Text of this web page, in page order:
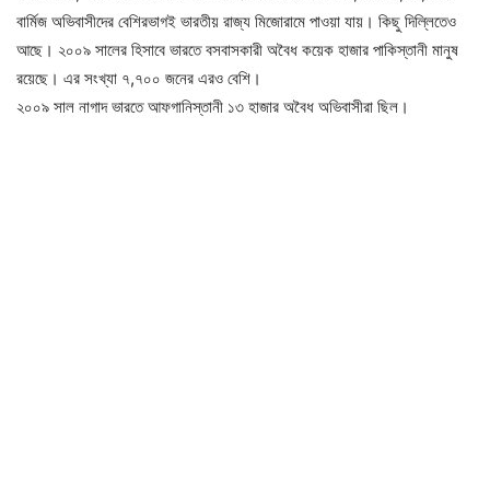
বার্মিজ অভিবাসীদের বেশিরভাগই ভারতীয় রাজ্য মিজোরামে পাওয়া যায়। কিছু দিল্লিতেও
আছে। ২০০৯ সালের হিসাবে ভারতে বসবাসকারী অবৈধ কয়েক হাজার পাকিস্তানী মানুষ
রয়েছে। এর সংখ্যা ৭,৭০০ জনের এরও বেশি।
২০০৯ সাল নাগাদ ভারতে আফগানিস্তানী ১৩ হাজার অবৈধ অভিবাসীরা ছিল।